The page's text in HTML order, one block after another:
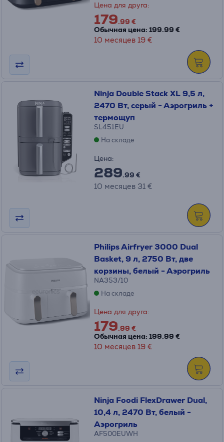
Цена для друга:
179.99 €
Обычная цена: 199.99 €
10 месяцев 19 €
Ninja Double Stack XL 9,5 л,
2470 Вт, серый - Аэрогриль +
термощуп
SL451EU
На складе
Цена:
289.99 €
10 месяцев 31 €
Philips Airfryer 3000 Dual
Basket, 9 л, 2750 Вт, две
корзины, белый - Аэрогриль
NA353/10
На складе
Цена для друга:
179.99 €
Обычная цена: 199.99 €
10 месяцев 19 €
Ninja Foodi FlexDrawer Dual,
10,4 л, 2470 Вт, белый -
Аэрогриль
AF500EUWH